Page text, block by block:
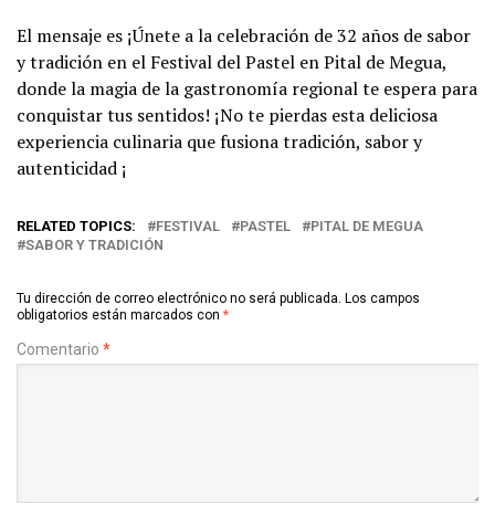
El mensaje es ¡Únete a la celebración de 32 años de sabor
y tradición en el Festival del Pastel en Pital de Megua,
donde la magia de la gastronomía regional te espera para
conquistar tus sentidos! ¡No te pierdas esta deliciosa
experiencia culinaria que fusiona tradición, sabor y
autenticidad ¡
RELATED TOPICS: FESTIVAL PASTEL
PITAL DE MEGUA
SABOR Y TRADICIÓN
Tu dirección de correo electrónico no será publicada. Los campos
obligatorios están marcados con *
Comentario *